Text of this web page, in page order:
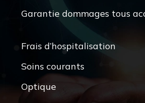
Garantie dommages tous
Frais d’hospitalisation
Soins courants
Optique